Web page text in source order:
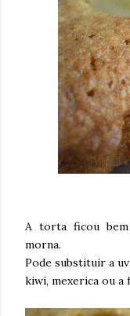
A torta ficou bem
morna.
Pode substituir a
kiwi, mexerica ou a